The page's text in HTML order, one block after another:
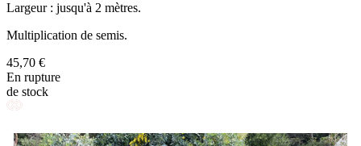
Largeur : jusqu'à 2 mètres.
Multiplication de semis.
45,70 €
En rupture
de stock